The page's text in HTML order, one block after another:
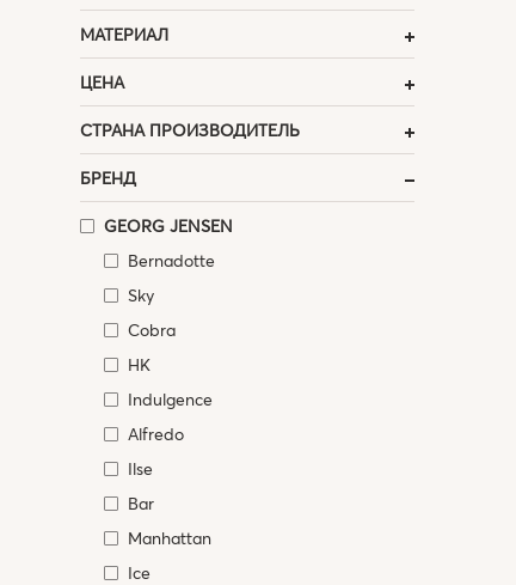
МАТЕРИАЛ
ЦЕНА
СТРАНА ПРОИЗВОДИТЕЛЬ
БРЕНД
GEORG JENSEN
Bernadotte
Sky
Cobra
HK
Indulgence
Alfredo
Ilse
Bar
Manhattan
Ice